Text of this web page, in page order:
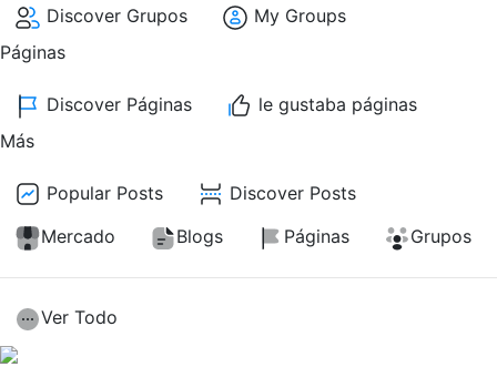
Discover Grupos
My Groups
Páginas
Discover Páginas
le gustaba páginas
Más
Popular Posts
Discover Posts
Mercado
Blogs Páginas Grupos
Ver Todo